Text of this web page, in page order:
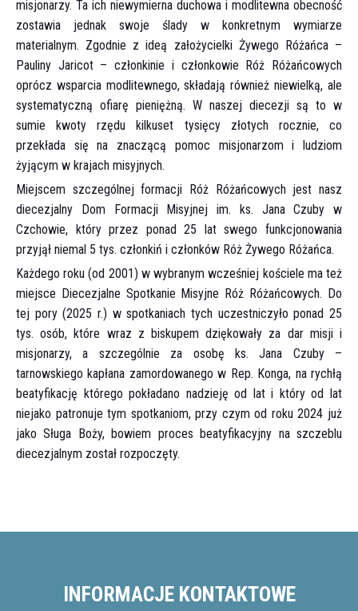
misjonarzy. Ta ich niewymierna duchowa i modlitewna obecność
zostawia jednak swoje ślady w konkretnym wymiarze
materialnym. Zgodnie z ideą założycielki Żywego Różańca –
Pauliny Jaricot – członkinie i członkowie Róż Różańcowych
oprócz wsparcia modlitewnego, składają również niewielką, ale
systematyczną ofiarę pieniężną. W naszej diecezji są to w
sumie kwoty rzędu kilkuset tysięcy złotych rocznie, co
przekłada się na znaczącą pomoc misjonarzom i ludziom
żyjącym w krajach misyjnych.
Miejscem szczególnej formacji Róż Różańcowych jest nasz
diecezjalny Dom Formacji Misyjnej im. ks. Jana Czuby w
Czchowie, który przez ponad 25 lat swego funkcjonowania
przyjął niemal 5 tys. członkiń i członków Róż Żywego Różańca.
Każdego roku (od 2001) w wybranym wcześniej kościele ma też
miejsce Diecezjalne Spotkanie Misyjne Róż Różańcowych. Do
tej pory (2025 r.) w spotkaniach tych uczestniczyło ponad 25
tys. osób, które wraz z biskupem dziękowały za dar misji i
misjonarzy, a szczególnie za osobę ks. Jana Czuby –
tarnowskiego kapłana zamordowanego w Rep. Konga, na rychłą
beatyfikację którego pokładano nadzieję od lat i który od lat
niejako patronuje tym spotkaniom, przy czym od roku 2024 już
jako Sługa Boży, bowiem proces beatyfikacyjny na szczeblu
diecezjalnym został rozpoczęty.
INFORMACJE KONTAKTOWE